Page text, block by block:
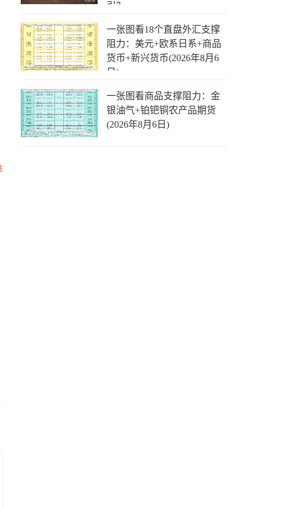
引？
一张图看18个直盘外汇支撑
阻力：美元+欧系日系+商品
货币+新兴货币(2026年8月6
日)
一张图看商品支撑阻力：金
银油气+铂钯铜农产品期货
(2026年8月6日)